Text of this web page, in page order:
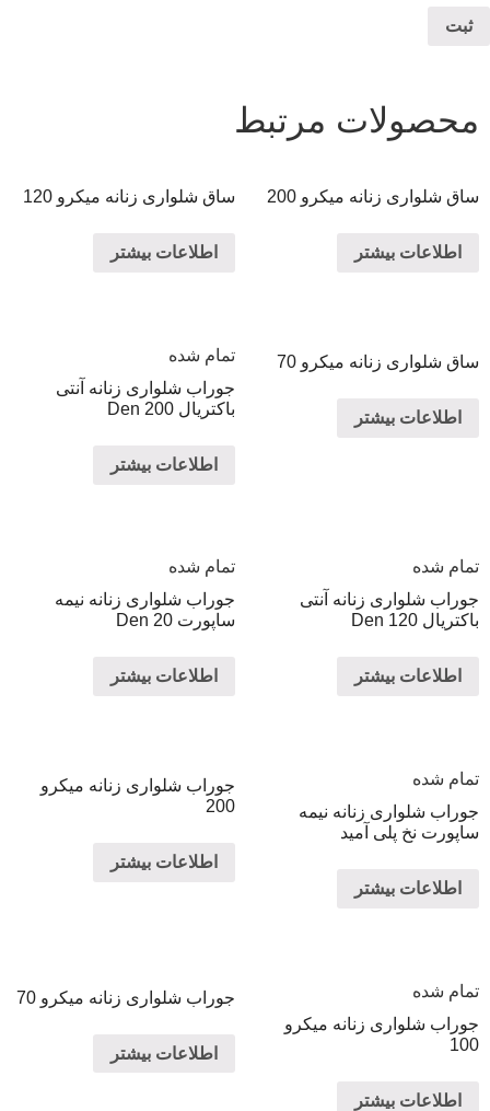
محصولات مرتبط
ساق شلواری زنانه میکرو 200
اطلاعات بیشتر
ساق شلواری زنانه میکرو 120
اطلاعات بیشتر
ساق شلواری زنانه میکرو 70
اطلاعات بیشتر
تمام شده
جوراب شلواری زنانه آنتی
باکتریال Den 200
اطلاعات بیشتر
تمام شده
جوراب شلواری زنانه آنتی
باکتریال Den 120
اطلاعات بیشتر
تمام شده
جوراب شلواری زنانه نیمه
ساپورت Den 20
اطلاعات بیشتر
تمام شده
جوراب شلواری زنانه نیمه
ساپورت نخ پلی آمید
اطلاعات بیشتر
جوراب شلواری زنانه میکرو
200
اطلاعات بیشتر
تمام شده
جوراب شلواری زنانه میکرو
100
اطلاعات بیشتر
جوراب شلواری زنانه میکرو 70
اطلاعات بیشتر